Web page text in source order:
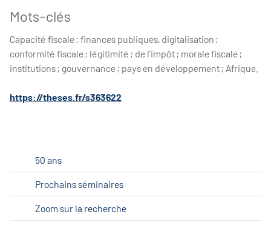
Mots-clés
Capacité fiscale ; finances publiques, digitalisation ;
conformité fiscale ; légitimité ; de l’impôt ; morale fiscale ;
institutions ; gouvernance ; pays en développement ; Afrique.
https://theses.fr/s363622
50 ans
Prochains séminaires
Zoom sur la recherche